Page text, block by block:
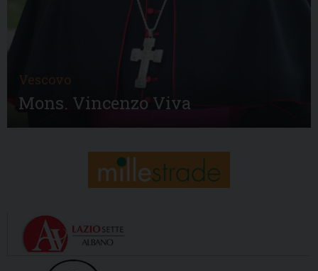
Vescovo
Mons. Vincenzo Viva